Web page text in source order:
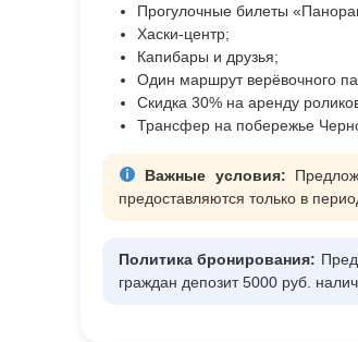
Прогулочные билеты
Хаски‑центр;
Капибары и друзья;
Один маршрут верёвочного
Скидка 30% на аренду
Трансфер на побережье
Важные условия:
предоставляются только в
Политика бронирования:
граждан депозит 5000 руб.